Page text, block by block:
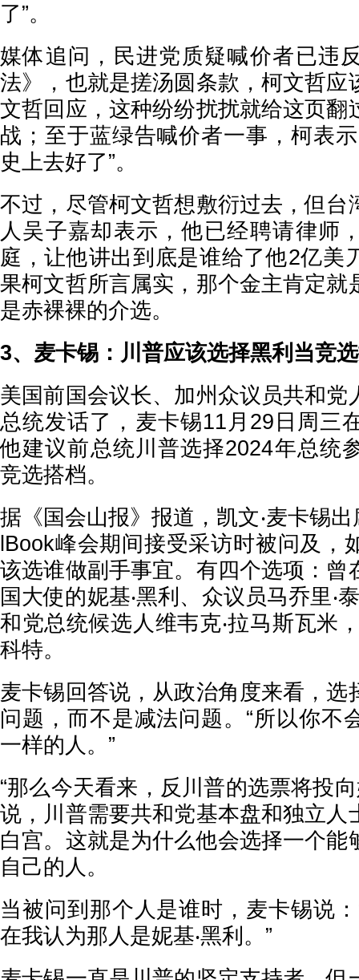
了”。
媒体追问，民进党质疑喊价者已违
法》，也就是搓汤圆条款，柯文哲应
文哲回应，这种纷纷扰扰就给这页翻
战；至于蓝绿告喊价者一事，柯表
史上去好了”。
不过，尽管柯文哲想敷衍过去，但台
人吴子嘉却表示，他已经聘请律师
庭，让他讲出到底是谁给了他2亿美
果柯文哲所言属实，那个金主肯定就
是赤裸裸的介选。
3、麦卡锡：川普应该选择黑利当竞
美国前国会议长、加州众议员共和党
总统发话了，麦卡锡11月29日周三
他建议前总统川普选择2024年总统
竞选搭档。
据《国会山报》报道，凯文‧麦卡锡
lBook峰会期间接受采访时被问及，
该选谁做副手事宜。有四个选项：曾
国大使的妮基‧黑利、众议员马乔里‧
和党总统候选人维韦克‧拉马斯瓦米
科特。
麦卡锡回答说，从政治角度来看，选
问题，而不是减法问题。“所以你不
一样的人。”
“那么今天看来，反川普的选票将投
说，川普需要共和党基本盘和独立人
白宫。这就是为什么他会选择一个能
自己的人。
当被问到那个人是谁时，麦卡锡说
在我认为那人是妮基‧黑利。”